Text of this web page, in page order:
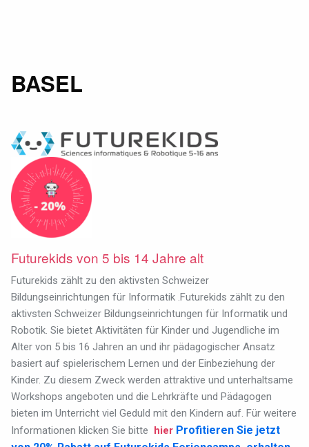
BASEL
Futurekids von 5 bis 14 Jahre alt
Futurekids zählt zu den aktivsten Schweizer
Bildungseinrichtungen für Informatik .Futurekids zählt zu den
aktivsten Schweizer Bildungseinrichtungen für Informatik und
Robotik. Sie bietet Aktivitäten für Kinder und Jugendliche im
Alter von 5 bis 16 Jahren an und ihr pädagogischer Ansatz
basiert auf spielerischem Lernen und der Einbeziehung der
Kinder. Zu diesem Zweck werden attraktive und unterhaltsame
Workshops angeboten und die Lehrkräfte und Pädagogen
bieten im Unterricht viel Geduld mit den Kindern auf. Für weitere
Informationen klicken Sie bitte hier Profitieren Sie jetzt